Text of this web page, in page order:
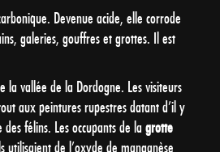
Devenue acide, elle corrode
galeries, gouffres et grottes. Il est
la vallée de la Dordogne. Les visiteurs
aux peintures rupestres datant d’il y
félins. Les occupants de la grotte
de l’oxyde de manganèse